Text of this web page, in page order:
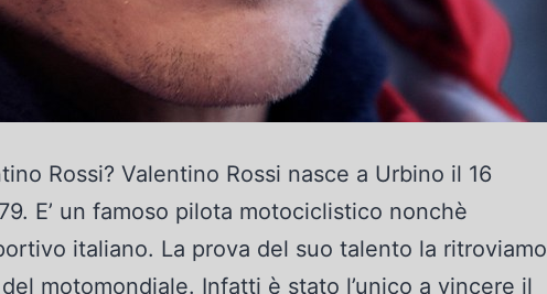
Rossi? Valentino Rossi nasce a Urbino il 16
E’ un famoso pilota motociclistico nonchè
italiano. La prova del suo talento la ritroviamo
motomondiale. Infatti è stato l’unico a vincere il